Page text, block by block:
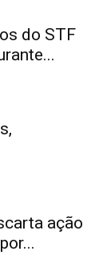
do STF
ação